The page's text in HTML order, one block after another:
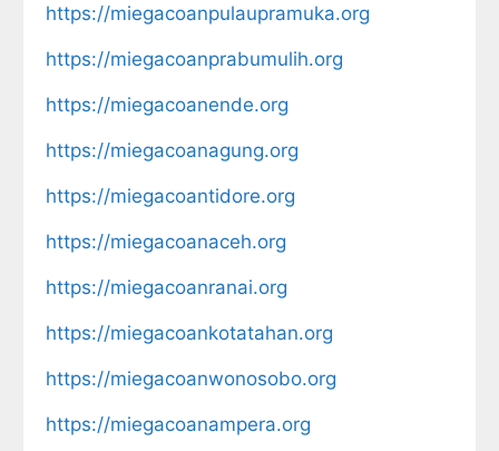
https://miegacoanpulaupramuka.org
https://miegacoanprabumulih.org
https://miegacoanende.org
https://miegacoanagung.org
https://miegacoantidore.org
https://miegacoanaceh.org
https://miegacoanranai.org
https://miegacoankotatahan.org
https://miegacoanwonosobo.org
https://miegacoanampera.org